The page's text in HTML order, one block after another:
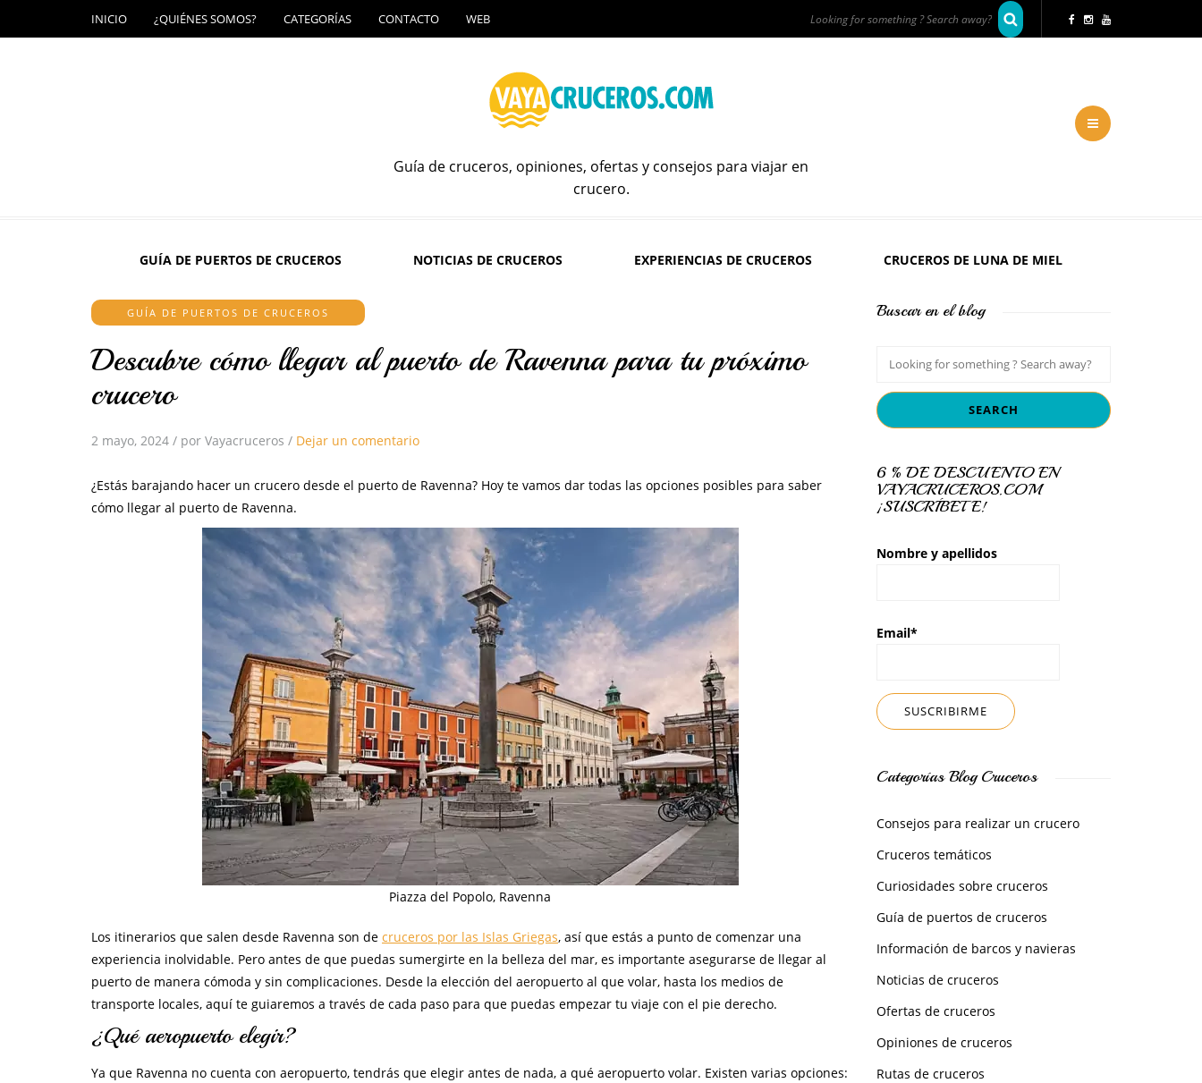
INICIO ¿QUIÉNES SOMOS? CATEGORÍAS CONTACTO WEB
Guía de cruceros, opiniones, ofertas y consejos para viajar en
crucero.
GUÍA DE PUERTOS DE CRUCEROS NOTICIAS DE CRUCEROS EXPERIENCIAS DE CRUCEROS CRUCEROS DE LUNA DE MIEL
GUÍA DE PUERTOS DE CRUCEROS
Descubre cómo llegar al puerto de Ravenna para tu próximo
crucero
2 mayo, 2024 / por Vayacruceros / Dejar un comentario
¿Estás barajando hacer un crucero desde el puerto de Ravenna? Hoy te vamos dar todas las opciones posibles para saber
cómo llegar al puerto de Ravenna.
Piazza del Popolo, Ravenna
Los itinerarios que salen desde Ravenna son de cruceros por las Islas Griegas, así que estás a punto de comenzar una
experiencia inolvidable. Pero antes de que puedas sumergirte en la belleza del mar, es importante asegurarse de llegar al
puerto de manera cómoda y sin complicaciones. Desde la elección del aeropuerto al que volar, hasta los medios de
transporte locales, aquí te guiaremos a través de cada paso para que puedas empezar tu viaje con el pie derecho.
¿Qué aeropuerto elegir?
Ya que Ravenna no cuenta con aeropuerto, tendrás que elegir antes de nada, a qué aeropuerto volar. Existen varias opciones:
Buscar en el blog
6 % DE DESCUENTO EN
VAYACRUCEROS.COM
¡SUSCRÍBETE!
Nombre y apellidos
Email*
Categorías Blog Cruceros
Consejos para realizar un crucero
Cruceros temáticos
Curiosidades sobre cruceros
Guía de puertos de cruceros
Información de barcos y navieras
Noticias de cruceros
Ofertas de cruceros
Opiniones de cruceros
Rutas de cruceros